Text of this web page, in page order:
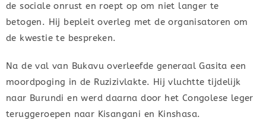
de sociale onrust en roept op om niet langer te
betogen. Hij bepleit overleg met de organisatoren om
de kwestie te bespreken.
Na de val van Bukavu overleefde generaal Gasita een
moordpoging in de Ruzizivlakte. Hij vluchtte tijdelijk
naar Burundi en werd daarna door het Congolese leger
teruggeroepen naar Kisangani en Kinshasa.